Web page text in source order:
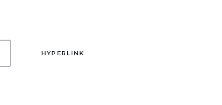
HYPERLINK